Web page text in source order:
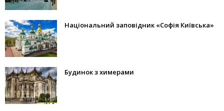
Національний заповідник «Софія Київська»
Будинок з химерами